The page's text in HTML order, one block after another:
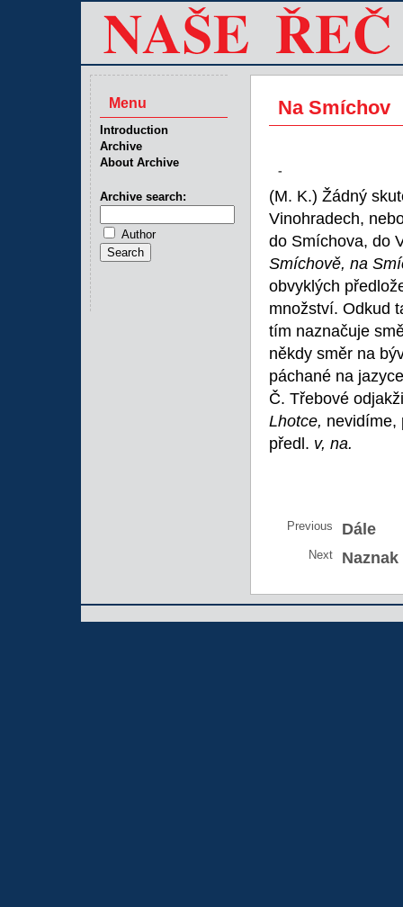
Na Smíchov
-
(M. K.) Žádný
Vinohradech,
do Smíchova, do
Smíchově, na
obvyklých
množství. Odkud
tím naznačuje
někdy směr na
páchané na
Č. Třebové
Lhotce, nevidíme,
předl. v, na.
Previous Dále
Next Naznak
Menu
Introduction
Archive
About Archive
Archive search:
Author